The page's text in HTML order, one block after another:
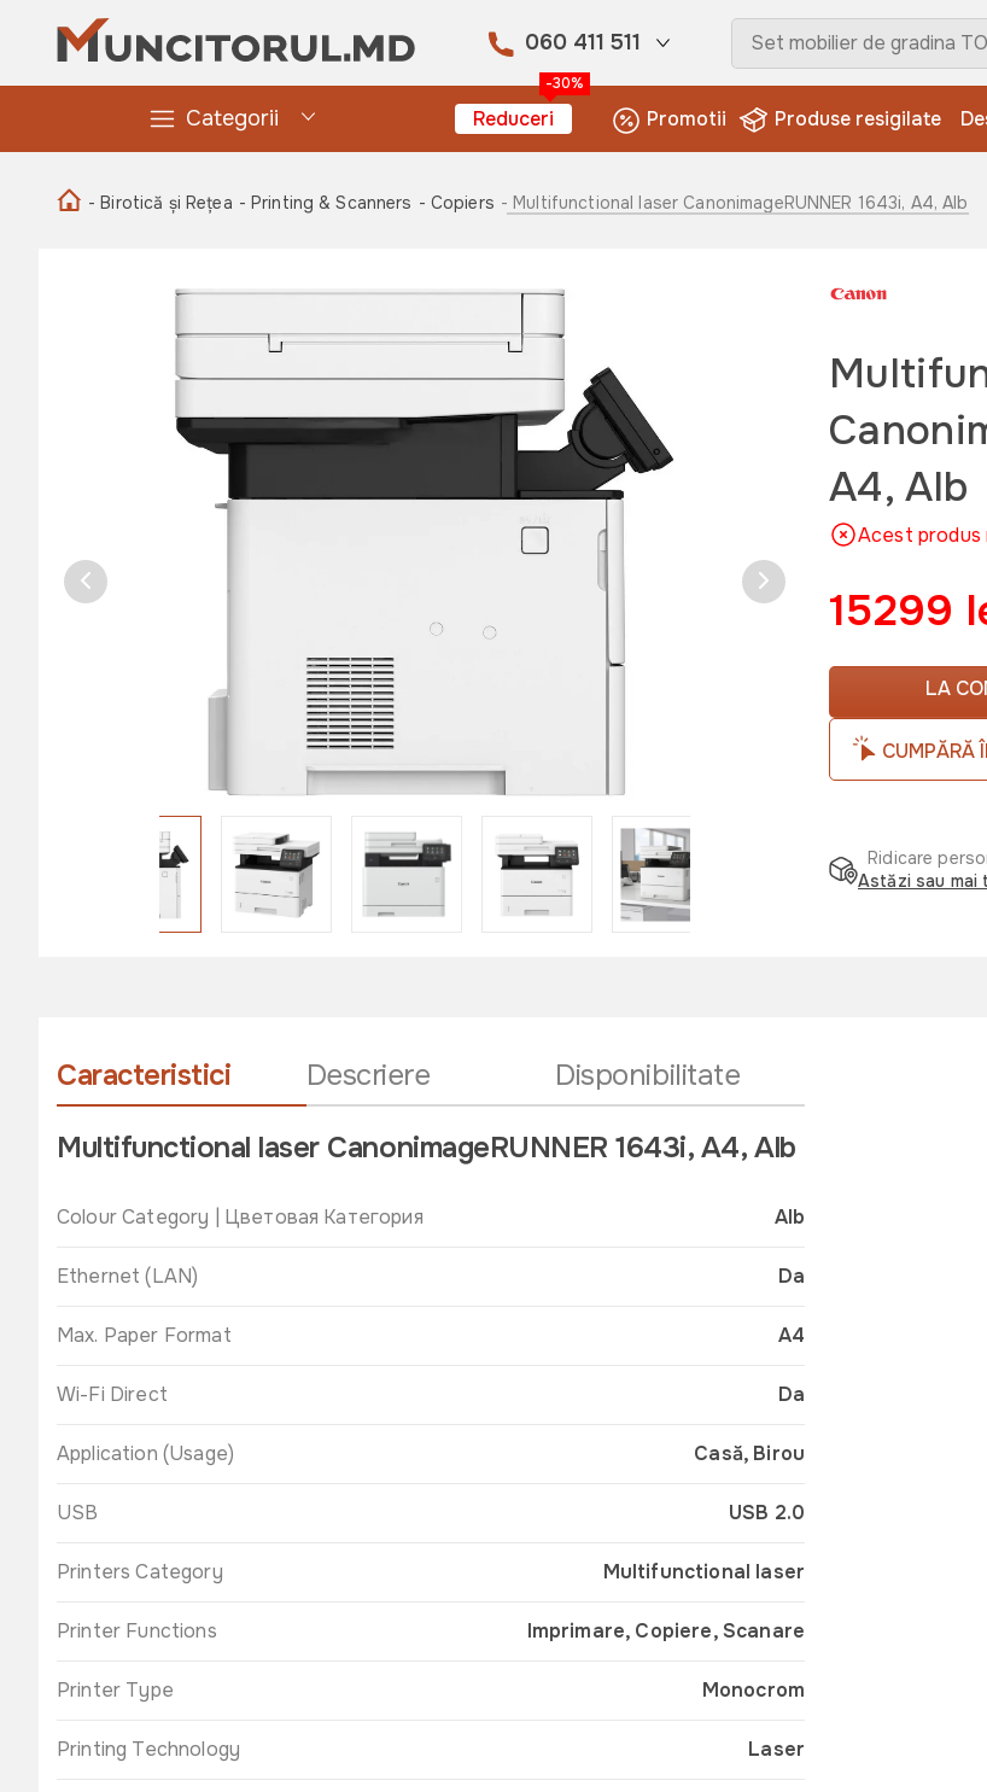
060 411 511
Categorii
-30%
Reduceri Promotii Produse resigilate
- Birotică și Rețea - Printing & Scanners - Copiers - Multifunctional laser CanonimageRUNNER 1643i, A4, Alb
A4, Alb
Acest produs
15299
LA
CUMPĂRĂ
Ridicare
Astăzi sau mai
Caracteristici Descriere
Disponibilitate
Multifunctional laser CanonimageRUNNER 1643i, A4, Alb
Colour Category | Цветовая Категория Alb
Ethernet (LAN) Da
Max. Paper Format A4
Wi-Fi Direct Da
Application (Usage) Casă, Birou
USB USB 2.0
Printers Category Multifunctional laser
Printer Functions Imprimare, Copiere, Scanare
Printer Type Monocrom
Printing Technology Laser